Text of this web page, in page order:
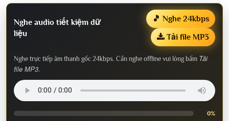
Nghe audio tiết kiệm dữ
liệu
🎵 Nghe 24kbps
Tải file MP3
Nghe trực tiếp âm thanh gốc 24kbps. Cần nghe offline vui lòng bấm Tải
file MP3.
0%